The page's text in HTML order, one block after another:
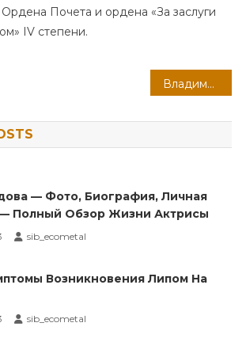
Почета и ордена «За заслуги
IV степени.
Владимир Маяковский — открытие революционера, артиста и гения слова
— Фото, Биография, Личная
Полный Обзор Жизни Актрисы
sib_ecometal
Возникновения Липом На
sib_ecometal